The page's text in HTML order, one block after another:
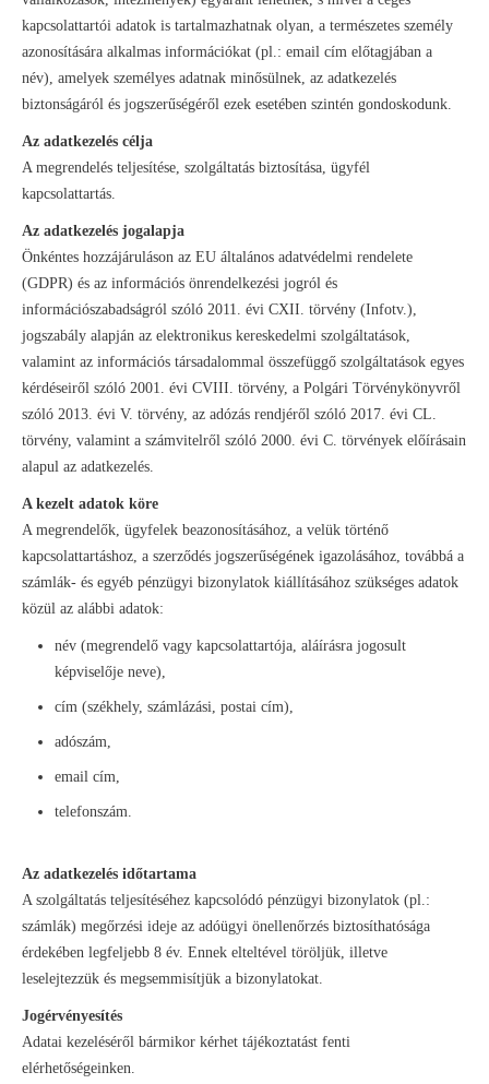
kapcsolattartói adatok is tartalmazhatnak olyan, a természetes személy
azonosítására alkalmas információkat (pl.: email cím előtagjában a
név), amelyek személyes adatnak minősülnek, az adatkezelés
biztonságáról és jogszerűségéről ezek esetében szintén gondoskodunk.
Az adatkezelés célja
A megrendelés teljesítése, szolgáltatás biztosítása, ügyfél
kapcsolattartás.
Az adatkezelés jogalapja
Önkéntes hozzájáruláson az EU általános adatvédelmi rendelete
(GDPR) és az információs önrendelkezési jogról és
információszabadságról szóló 2011. évi CXII. törvény (Infotv.),
jogszabály alapján az elektronikus kereskedelmi szolgáltatások,
valamint az információs társadalommal összefüggő szolgáltatások egyes
kérdéseiről szóló 2001. évi CVIII. törvény, a Polgári Törvénykönyvről
szóló 2013. évi V. törvény, az adózás rendjéről szóló 2017. évi CL.
törvény, valamint a számvitelről szóló 2000. évi C. törvények előírásain
alapul az adatkezelés.
A kezelt adatok köre
A megrendelők, ügyfelek beazonosításához, a velük történő
kapcsolattartáshoz, a szerződés jogszerűségének igazolásához, továbbá a
számlák- és egyéb pénzügyi bizonylatok kiállításához szükséges adatok
közül az alábbi adatok:
név (megrendelő vagy kapcsolattartója, aláírásra jogosult
képviselője neve),
cím (székhely, számlázási, postai cím),
adószám,
email cím,
telefonszám.
Az adatkezelés időtartama
A szolgáltatás teljesítéséhez kapcsolódó pénzügyi bizonylatok (pl.:
számlák) megőrzési ideje az adóügyi önellenőrzés biztosíthatósága
érdekében legfeljebb 8 év. Ennek elteltével töröljük, illetve
leselejtezzük és megsemmisítjük a bizonylatokat.
Jogérvényesítés
Adatai kezeléséről bármikor kérhet tájékoztatást fenti
elérhetőségeinken.